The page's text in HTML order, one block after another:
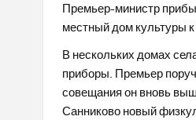
Премьер-министр
местный дом культуры
В нескольких домах
приборы. Премьер
совещания он вновь
Санниково новый